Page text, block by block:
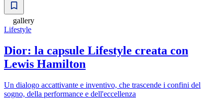
gallery
Lifestyle
Dior: la capsule Lifestyle creata con
Lewis Hamilton
Un dialogo accattivante e inventivo, che trascende i confini del
sogno, della performance e dell'eccellenza